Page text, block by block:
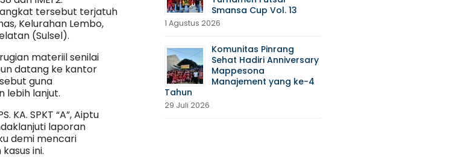
tersebut terjatuh
Kelurahan Lembo,
(Sulsel).
materiil senilai
datang ke kantor
guna
lebih lanjut.
SPKT “A”, Aiptu
laporan
demi mencari
ini.
Smansa Cup Vol. 13
1 Agustus 2026
Komunitas Pinrang
Sehat Hadiri Anniversary
Mappesona
Manajement yang ke-4
Tahun
29 Juli 2026